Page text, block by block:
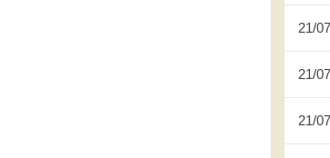
21/
21/
21/